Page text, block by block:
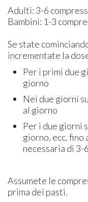
Adulti: 3-6
Bambini: 1-3
Se state
incrementate la
Per i primi due
giorno
Nei due giorni
al giorno
Per i due giorni
giorno, ecc.
necessaria di 3-
Assumete le
prima dei pasti.